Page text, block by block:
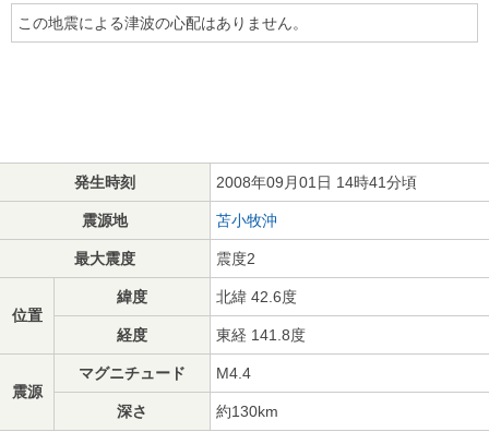
この地震による津波の心配はありません。
発生時刻 2008年09月01日 14時41分頃
震源地 苫小牧沖
最大震度 震度2
位置
緯度 北緯 42.6度
経度 東経 141.8度
震源
マグニチュード M4.4
深さ 約130km